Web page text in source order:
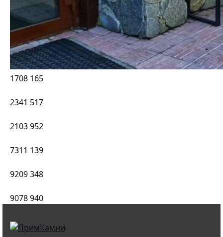
1708 165
2341 517
2103952
7311 139
9209348
9078940